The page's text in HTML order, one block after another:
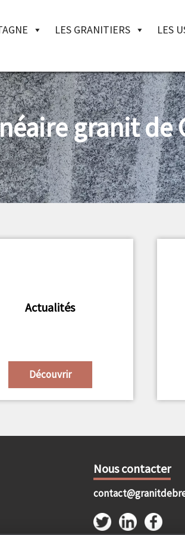
LES GRANITIERS LES
granit de
Actualités
Découvrir
Nous contacter